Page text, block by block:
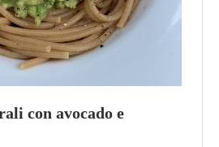
con avocado e